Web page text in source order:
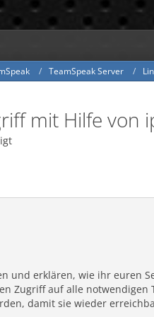
TeamSpeak Server
mit Hilfe von
und erklären, wie ihr euren
Zugriff auf alle notwendigen
damit sie wieder